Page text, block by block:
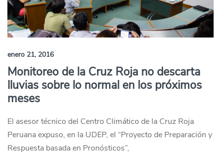
enero 21, 2016
Monitoreo de la Cruz Roja no descarta
lluvias sobre lo normal en los próximos
meses
El asesor técnico del Centro Climático de la Cruz Roja
Peruana expuso, en la UDEP, el “Proyecto de Preparación y
Respuesta basada en Pronósticos”,